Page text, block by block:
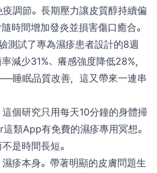
調節。長期壓力讓皮質醇持續偏
時間增加發炎並損害傷口癒合。
測試了專為濕疹患者設計的8週
減少31%、癢感強度降低28%，
眠品質改善，這又帶來一連串
個研究只用每天10分鐘的身體掃
類App有免費的濕疹專用冥想。
是時間長短。
疹本身。帶著明顯的皮膚問題生